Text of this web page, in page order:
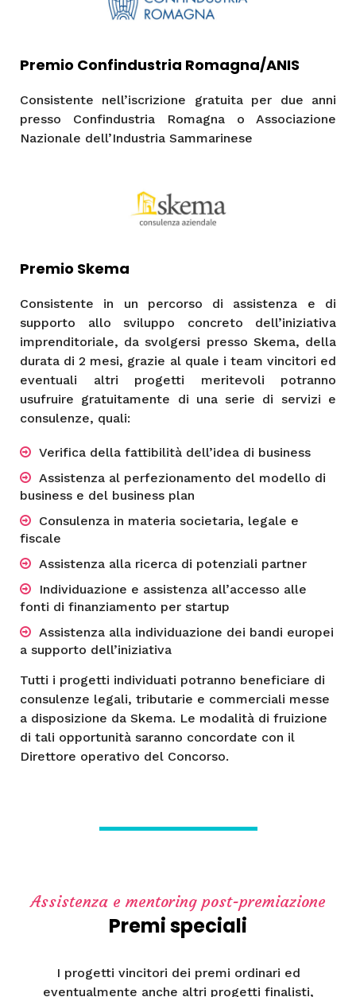
Premio Confindustria Romagna/ANIS
Consistente nell’iscrizione gratuita per due anni
presso Confindustria Romagna o Associazione
Nazionale dell’Industria Sammarinese
Premio Skema
Consistente in un percorso di assistenza e di
supporto allo sviluppo concreto dell’iniziativa
imprenditoriale, da svolgersi presso Skema, della
durata di 2 mesi, grazie al quale i team vincitori ed
eventuali altri progetti meritevoli potranno
usufruire gratuitamente di una serie di servizi e
consulenze, quali:
Verifica della fattibilità dell’idea di business
Assistenza al perfezionamento del modello di
business e del business plan
Consulenza in materia societaria, legale e
fiscale
Assistenza alla ricerca di potenziali partner
Individuazione e assistenza all’accesso alle
fonti di finanziamento per startup
Assistenza alla individuazione dei bandi europei
a supporto dell’iniziativa
Tutti i progetti individuati potranno beneficiare di
consulenze legali, tributarie e commerciali messe
a disposizione da Skema. Le modalità di fruizione
di tali opportunità saranno concordate con il
Direttore operativo del Concorso.
Assistenza e mentoring post-premiazione
Premi speciali
I progetti vincitori dei premi ordinari ed
eventualmente anche altri progetti finalisti,